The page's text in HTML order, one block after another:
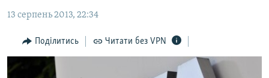
основної
навігації
Перейти
до
пошуку
БЛОГИ
ПОГЛЯД
ІНТЕРВ'Ю
13 серпень 2013, 22:34
Поділитись Читати без VPN